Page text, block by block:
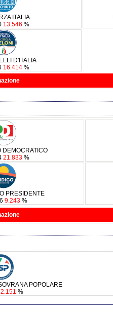
ITALIA
13.546 %
D'ITALIA
16.414 %
DEMOCRATICO
21.833 %
PRESIDENTE
9.243 %
POPOLARE
2.151 %